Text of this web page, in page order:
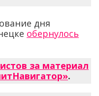
дня
обернулось
за материал
.